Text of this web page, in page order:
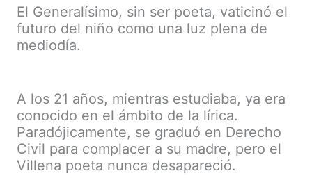
El Generalísimo, sin ser poeta, vaticinó el
futuro del niño como una luz plena de
mediodía.
A los 21 años, mientras estudiaba, ya era
conocido en el ámbito de la lírica.
Paradójicamente, se graduó en Derecho
Civil para complacer a su madre, pero el
Villena poeta nunca desapareció.